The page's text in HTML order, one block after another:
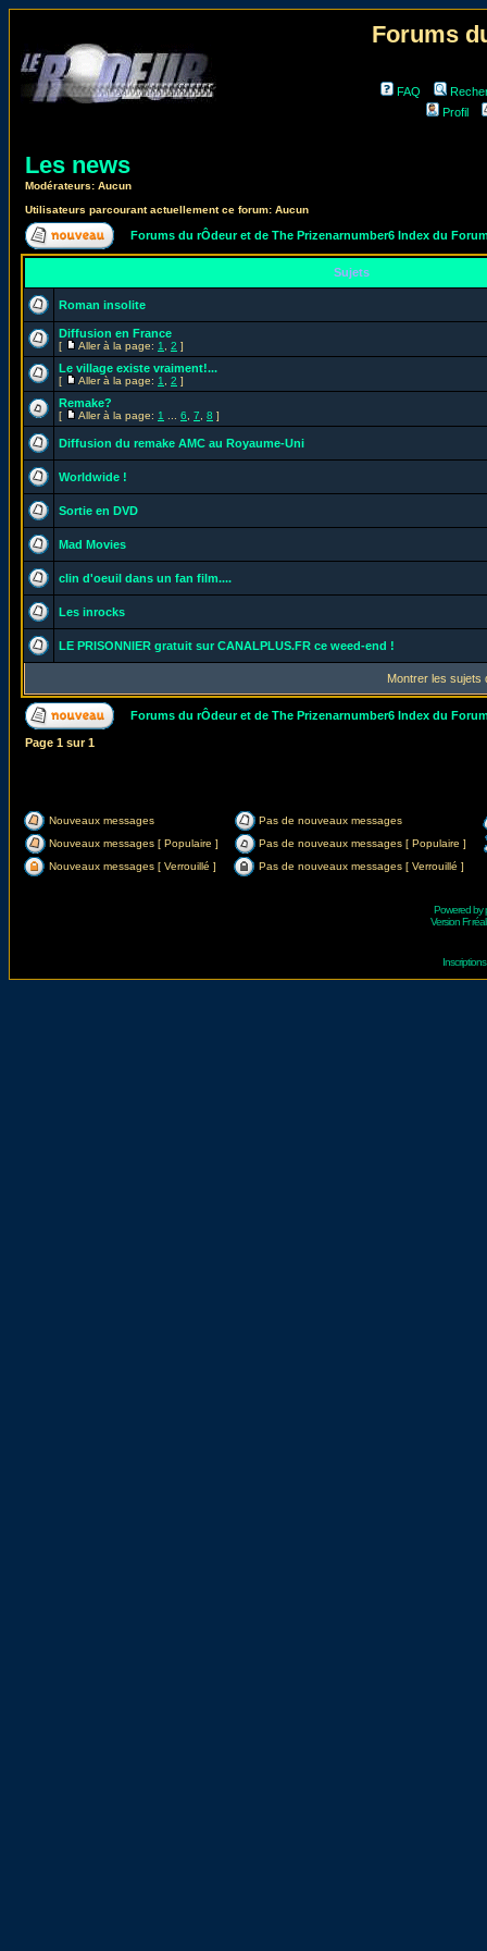
Forums
FAQ
Profil
Les news
Modérateurs: Aucun
Utilisateurs parcourant actuellement ce forum: Aucun
Forums du rÔdeur et de The Prizenarnumber6 Index du
Sujets
Roman insolite
Diffusion en France
[ Aller à la page: 1 2 ]
Le village existe vraiment!...
[ Aller à la page: 1 2 ]
Remake?
[ Aller à la page: 1 6 7 8 ]
Diffusion du remake AMC au Royaume-Uni
Worldwide !
Sortie en DVD
Mad Movies
clin d'oeuil dans un fan film....
Les inrocks
LE PRISONNIER gratuit sur CANALPLUS.FR ce weed-end !
Montrer les sujets
Forums du rÔdeur et de The Prizenarnumber6 Index du
Page 1 sur1
Nouveaux messages
Pas de nouveaux messages
Nouveaux messages [ Populaire ]
Pas de nouveaux messages [ Populaire ]
Nouveaux messages [ Verrouillé ]
Pas de nouveaux messages [ Verrouillé ]
Powered by
Version Fr